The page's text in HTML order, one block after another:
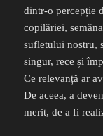
dintr-o percepție
copilăriei,
sufletului nostru,
singur, rece și
Ce relevanță ar
De aceea, a
merit, de a fi